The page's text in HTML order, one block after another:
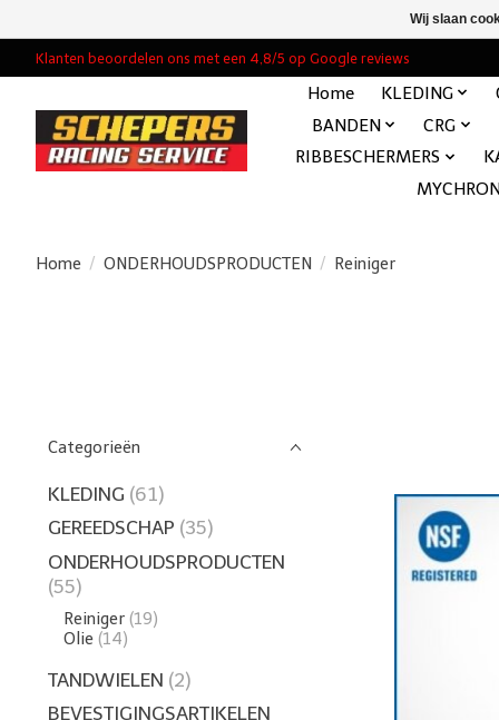
Klanten beoordelen ons met een 4,8/5 op Google reviews
Home KLEDING
BANDEN
CRG
RIBBESCHERMERS
Home / ONDERHOUDSPRODUCTEN / Reiniger
Categorieën
KLEDING (61)
GEREEDSCHAP (35)
ONDERHOUDSPRODUCTEN
(55)
Reiniger (19)
Olie (14)
TANDWIELEN (2)
BEVESTIGINGSARTIKELEN
Wij slaan